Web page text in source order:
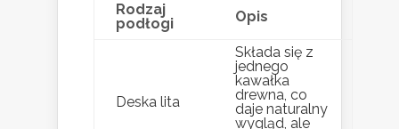
Rodzaj
podłogi
Opis
Deska lita
Składa się z
jednego
kawałka
drewna, co
daje naturalny
wygląd, ale